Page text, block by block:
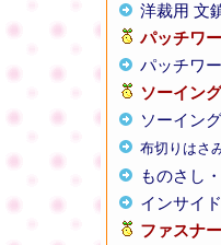
洋裁用 文
パッチワ
パッチワ
ソーイン
ソーイン
布切りはさ
ものさし
インサイ
ファスナー